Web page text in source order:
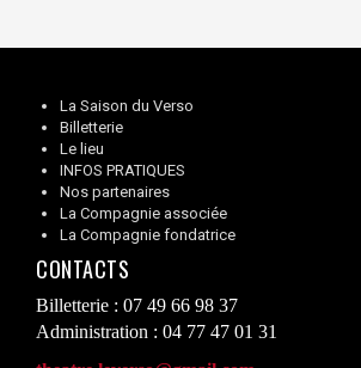
La Saison du Verso
Billetterie
Le lieu
INFOS PRATIQUES
Nos partenaires
La Compagnie associée
La Compagnie fondatrice
CONTACTS
Billetterie : 07 49 66 98 37
Administration : 04 77 47 01 31